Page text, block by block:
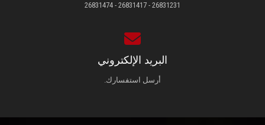
26831231 - 26831417 - 26831474
البريد الإلكتروني
أرسل استفسارك.